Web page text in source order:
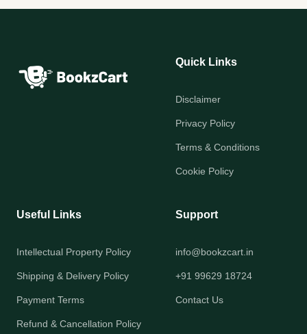
Quick Links
Disclaimer
Privacy Policy
Terms & Conditions
Cookie Policy
Useful Links
Intellectual Property Policy
Shipping & Delivery Policy
Payment Terms
Refund & Cancellation Policy
Support
info@bookzcart.in
+91 99629 18724
Contact Us